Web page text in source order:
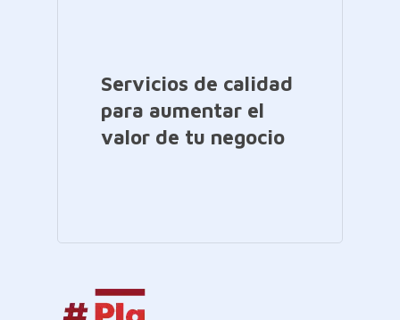
Servicios de calidad
para aumentar el
valor de tu negocio